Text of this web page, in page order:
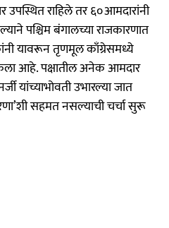
उपस्थित राहिले तर ६०आमदारांनी
पश्चिम बंगालच्या राजकारणात
यावरून तृणमूल काँग्रेसमध्ये
आहे. पक्षातील अनेक आमदार
यांच्याभोवती उभारल्या जात
सहमत नसल्याची चर्चा सुरू